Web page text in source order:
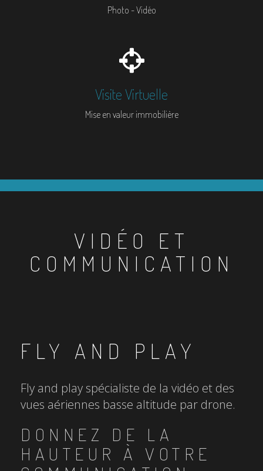
Photo - Vidéo
Visite Virtuelle
Mise en valeur immobilière
VIDÉO ET
COMMUNICATION
FLY AND PLAY
Fly and play spécialiste de la vidéo et des
vues aériennes basse altitude par drone.
DONNEZ DE LA
HAUTEUR À VOTRE